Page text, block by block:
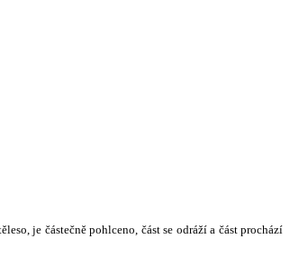
je částečně pohlceno, část se odráží a část prochází